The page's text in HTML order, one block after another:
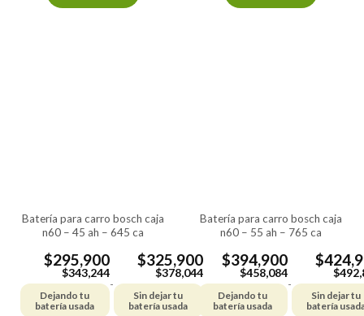
página
de
producto
página
de
producto
batería para carro bosch caja
n60 – 45 ah – 645 ca
$295,900
$343,244
Dejando tu
batería usada
-
$325,900
$378,044
Sin dejar tu
batería usada
batería para carro bosch caja
n60 – 55 ah – 765 ca
$394,900
$458,084
Dejando tu
batería usada
-
$
$
Sin dejar tu
batería